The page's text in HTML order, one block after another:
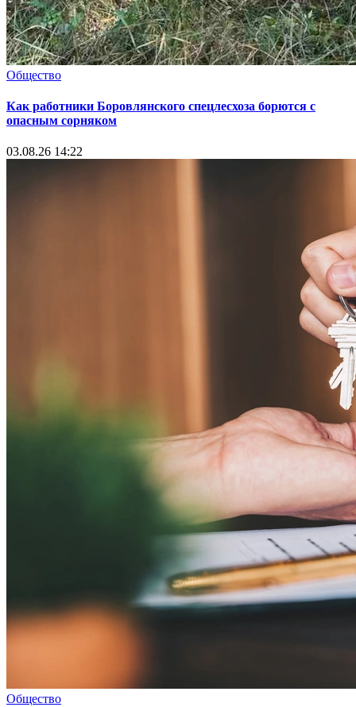
Общество
Как работники Боровлянского спецлесхоза борются с
опасным сорняком
03.08.26 14:22
Общество